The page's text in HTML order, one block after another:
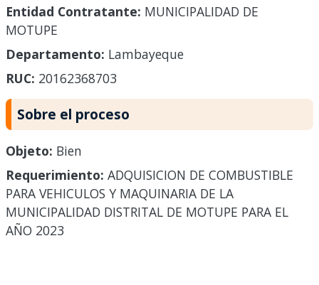
Entidad Contratante: MUNICIPALIDAD DE
MOTUPE
Departamento: Lambayeque
RUC: 20162368703
Sobre el proceso
Objeto: Bien
Requerimiento: ADQUISICION DE COMBUSTIBLE
PARA VEHICULOS Y MAQUINARIA DE LA
MUNICIPALIDAD DISTRITAL DE MOTUPE PARA EL
AÑO 2023